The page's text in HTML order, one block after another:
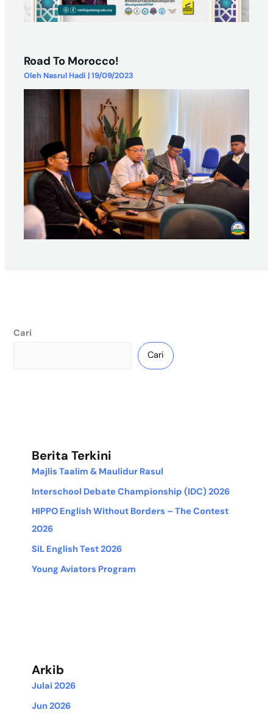
Road To Morocco!
Oleh Nasrul Hadi |19/09/2023
Cari
Cari
Berita Terkini
Majlis Taalim & Maulidur Rasul
Interschool Debate Championship (IDC) 2026
HIPPO English Without Borders – The Contest
2026
SiL English Test 2026
Young Aviators Program
Arkib
Julai 2026
Jun 2026